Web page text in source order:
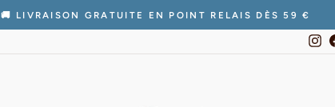
Diaporama
🚚 LIVRAISON GRATUITE EN POINT RELAIS DÈS 59 €